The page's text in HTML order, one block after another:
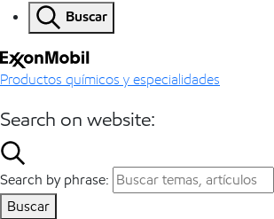
Buscar
Productos químicos y especialidades
Search on website:
Search by phrase:
Buscar